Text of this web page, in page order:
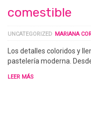
comestible
UNCATEGORIZED MARIANA
Los detalles coloridos y
pastelería moderna.
LEER MÁS